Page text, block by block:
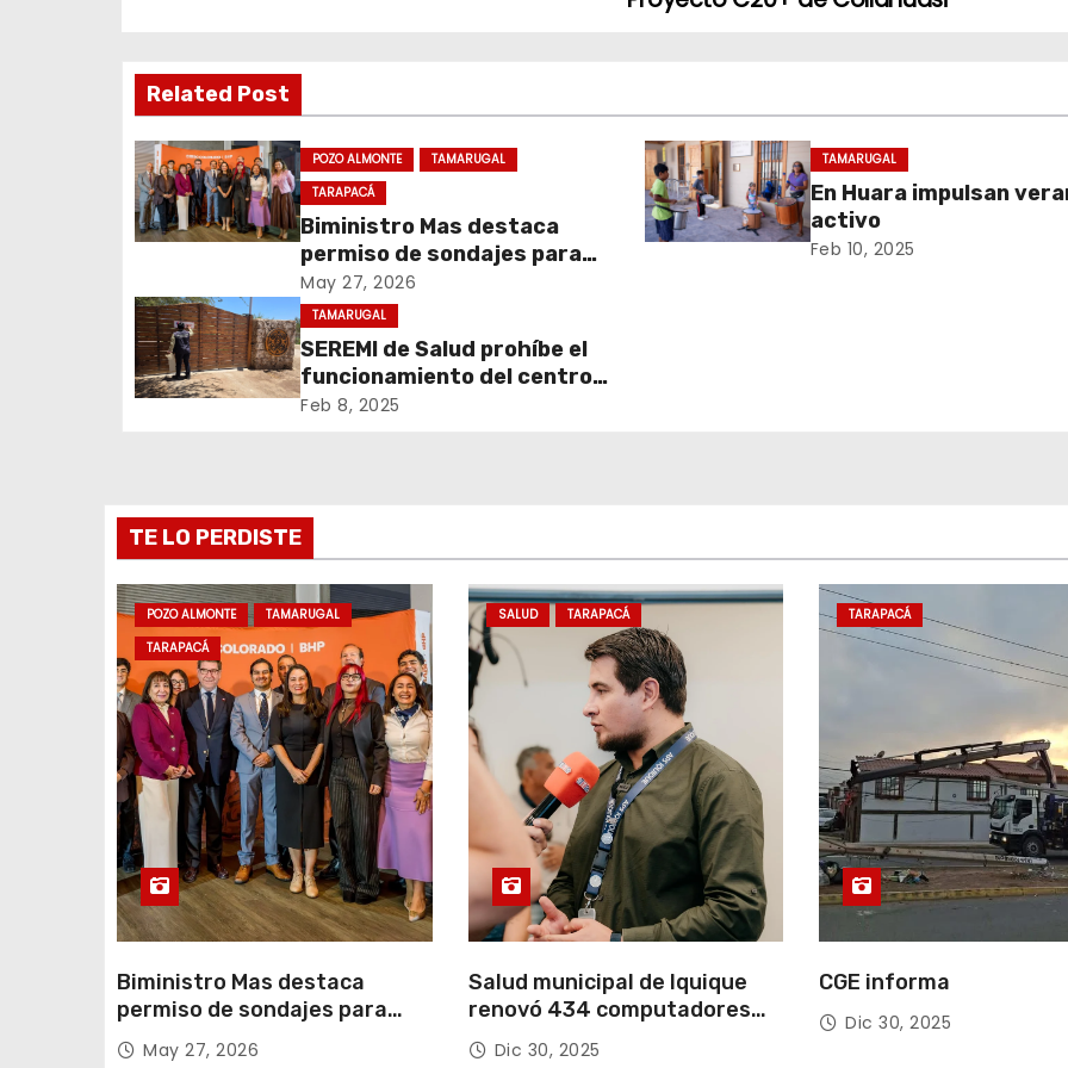
e
g
a
c
i
ó
n
e
e
n
t
r
a
d
a
s
Related Post
POZO ALMONTE
TAMARUGAL
TARAPACÁ
Biministro Mas destaca
permiso de sondajes para
Cerro Colorado
May 27, 2026
TAMARUGAL
En Huara impulsan
activo
Feb 10, 2025
TAMARUGAL
SEREMI de Salud prohíbe el
funcionamiento del centro
recreativo Tantakuy
Feb 8, 2025
TE LO PERDISTE
POZO ALMONTE
TAMARUGAL
TARAPACÁ
Biministro Mas destaca
permiso de sondajes para
Cerro Colorado
May 27, 2026
SALUD TARAPACÁ
Salud municipal de Iquique
renovó 434 computadores
con fondos del Gobierno de
Dic 30, 2025
TARAPACÁ
CGE informa
Dic 30, 2025